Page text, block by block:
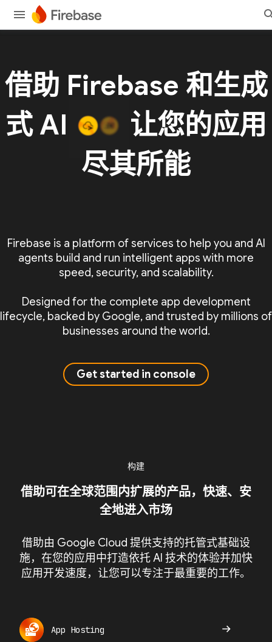
借助 Firebase 和生成
式 AI
让您的应用
尽其所能
Firebase is a platform of services to help you and AI
agents build and run intelligent apps with more
speed, security, and scalability.
Designed for the complete app development
lifecycle, backed by Google, and trusted by millions of
businesses around the world.
Get started in console
构建
借助可在全球范围内扩展的产品，快速、安
全地进入市场
借助由 Google Cloud 提供支持的托管式基础设
施，在您的应用中打造依托 AI 技术的体验并加快
应用开发速度，让您可以专注于最重要的工作。
App Hosting